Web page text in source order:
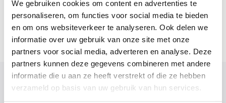
We gebruiken cookies om content en advertenties te
personaliseren, om functies voor social media te bieden
en om ons websiteverkeer te analyseren. Ook delen we
informatie over uw gebruik van onze site met onze
partners voor social media, adverteren en analyse. Deze
partners kunnen deze gegevens combineren met andere
informatie die u aan ze heeft verstrekt of die ze hebben
verzameld op basis van uw gebruik van hun services.
Zaterdag 8:30 - 12:00 uur
Modelomschrijving